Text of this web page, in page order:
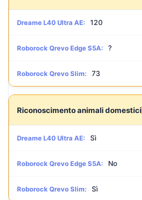
Dreame L40 Ultra AE: 120
Roborock Qrevo Edge S5A: ?
Roborock Qrevo Slim: 73
Riconoscimento animali domestici
Dreame L40 Ultra AE: Sì
Roborock Qrevo Edge S5A: No
Roborock Qrevo Slim: Sì